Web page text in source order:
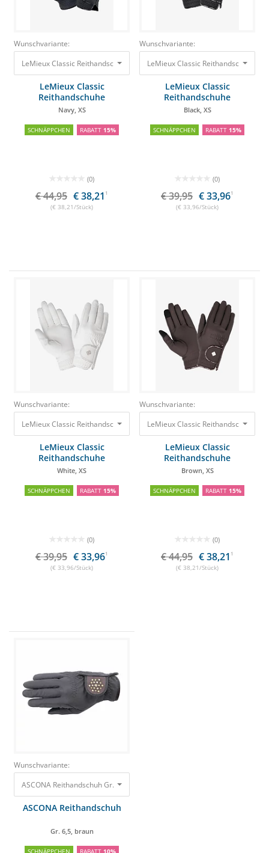
Wunschvariante:
LeMieux Classic Reithandschuhe Navy, XS44,95 €38,21 €
LeMieux Classic
Reithandschuhe
Navy, XS
SCHNÄPPCHEN RABATT 15%
(0)
€ 44,95 € 38,21 1
(€ 38,21/Stück)
Wunschvariante:
LeMieux Classic Reithandschuhe
LeMieux Classic
Reithandschuhe
Black, XS
SCHNÄPPCHEN RABATT 15%
(0)
€ 39,95 € 33,961
(€ 33,96/Stück)
Wunschvariante:
LeMieux Classic Reithandschuhe White, XS39,95 €33,96 €
LeMieux Classic
Reithandschuhe
White, XS
SCHNÄPPCHEN RABATT 15%
(0)
€ 39,95 € 33,961
(€ 33,96/Stück)
Wunschvariante:
LeMieux Classic Reithandschuhe
LeMieux Classic
Reithandschuhe
Brown, XS
SCHNÄPPCHEN RABATT 15%
(0)
€ 44,95 € 38,21 1
(€ 38,21/Stück)
Wunschvariante:
ASCONA Reithandschuh Gr. 6,5, braun
ASCONA Reithandschuh
Gr. 6,5, braun
SCHNÄPPCHEN RABATT 10%